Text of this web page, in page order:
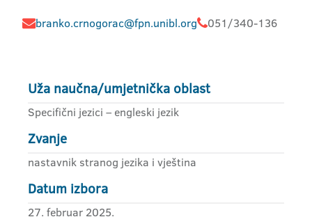
branko.crnogorac@fpn.unibl.org 051/340-136
Uža naučna/umjetnička oblast
Specifični jezici – engleski jezik
Zvanje
nastavnik stranog jezika i vještina
Datum izbora
27. februar 2025.